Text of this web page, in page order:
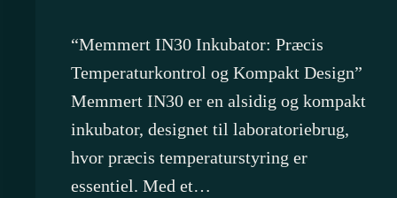
“Memmert IN30 Inkubator: Præcis
Temperaturkontrol og Kompakt Design”
Memmert IN30 er en alsidig og kompakt
inkubator, designet til laboratoriebrug,
hvor præcis temperaturstyring er
essentiel. Med et…